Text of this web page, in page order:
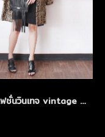
สตรีทแฟชั่นวินเทจ vintage mix and match